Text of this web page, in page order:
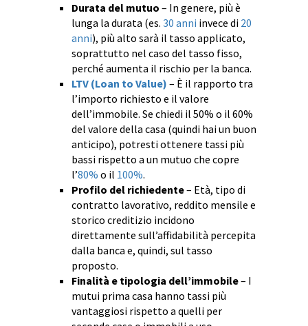
Durata del mutuo – In genere, più è
lunga la durata (es. 30 anni invece di 20
anni), più alto sarà il tasso applicato,
soprattutto nel caso del tasso fisso,
perché aumenta il rischio per la banca.
LTV (Loan to Value) – È il rapporto tra
l’importo richiesto e il valore
dell’immobile. Se chiedi il 50% o il 60%
del valore della casa (quindi hai un buon
anticipo), potresti ottenere tassi più
bassi rispetto a un mutuo che copre
l’80% o il 100%.
Profilo del richiedente– Età, tipo di
contratto lavorativo, reddito mensile e
storico creditizio incidono
direttamente sull’affidabilità percepita
dalla banca e, quindi, sul tasso
proposto.
Finalità e tipologia dell’immobile– I
mutui prima casa hanno tassi più
vantaggiosi rispetto a quelli per